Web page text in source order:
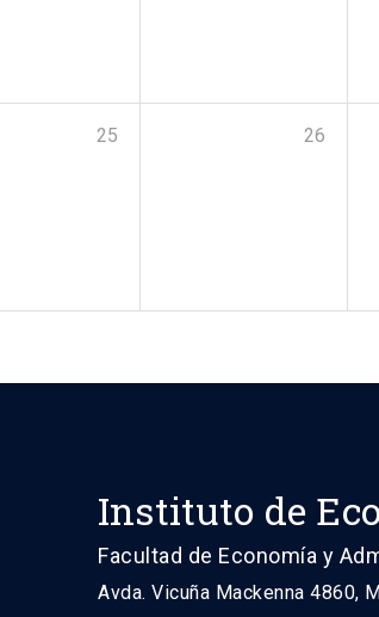
25 26
Instituto de
Facultad de Economía y
Avda. Vicuña Mackenna 4860,